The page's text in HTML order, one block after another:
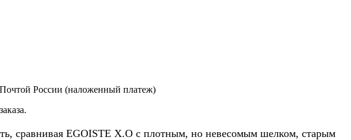
России (наложенный платеж)
сравнивая EGOISTE X.O с плотным, но невесомым шелком, старым